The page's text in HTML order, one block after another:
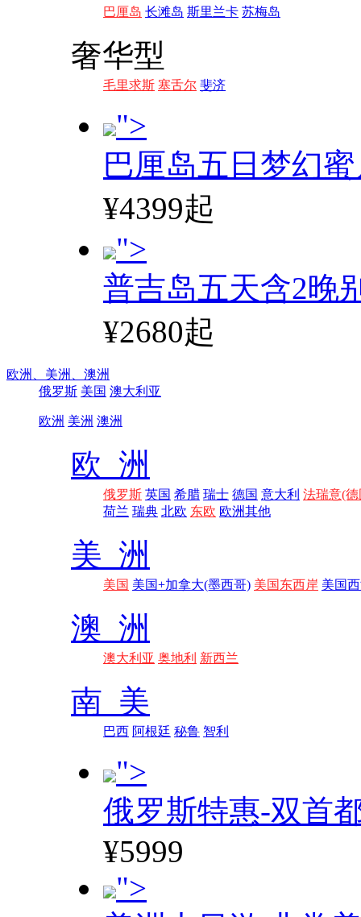
巴厘岛 长滩岛 斯里兰卡 苏梅岛
奢华型
毛里求斯 塞舌尔 斐济
">
巴厘岛五日梦幻
¥4399起
">
普吉岛五天含2晚
¥2680起
欧洲、 美洲、 澳洲
俄罗斯 美国 澳大利亚
欧洲 美洲 澳洲
欧 洲
俄罗斯 英国 希腊 瑞士 德国 意大利 法瑞意(德
荷兰 瑞典 北欧 东欧 欧洲其他
美 洲
美国 美国+加拿大(墨西哥) 美国东西岸 美国
澳 洲
澳大利亚 奥地利 新西兰
南 美
巴西 阿根廷 秘鲁 智利
">
俄罗斯特惠-双首
¥5999
">